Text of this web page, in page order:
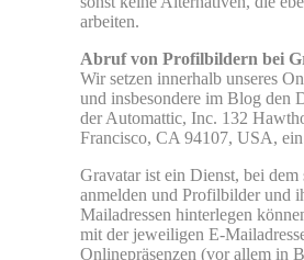
arbeiten.
Abruf von Profilbildern bei
Wir setzen innerhalb unseres
und insbesondere im Blog den
der Automattic, Inc. 132
Francisco, CA 94107, USA,
Gravatar ist ein Dienst, bei
anmelden und Profilbilder und
Mailadressen hinterlegen
mit der jeweiligen E-
Onlinepräsenzen (vor allem in